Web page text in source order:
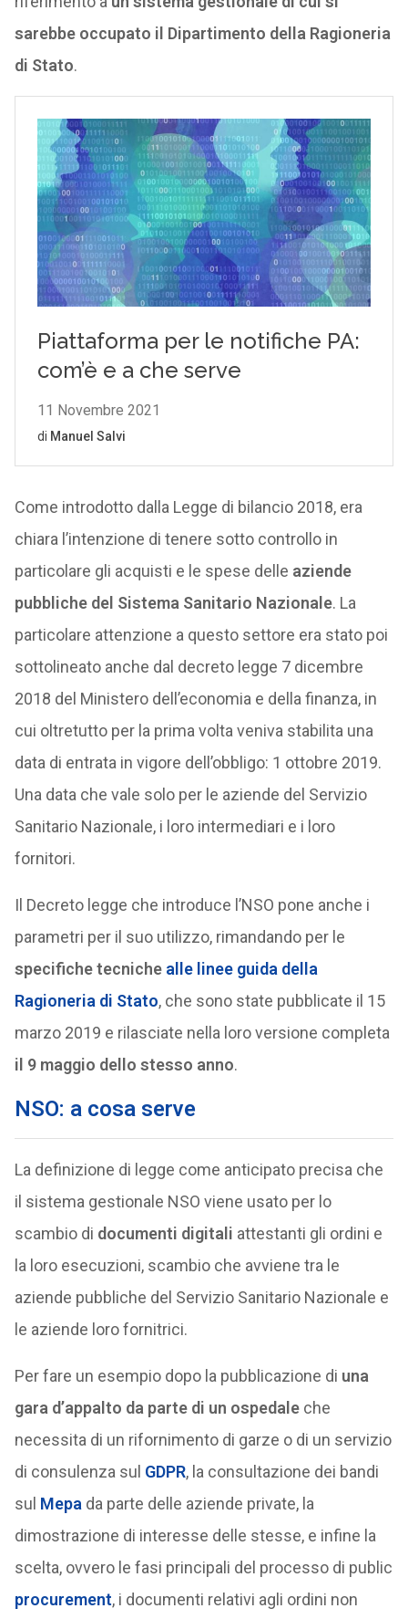
sarebbe occupato il Dipartimento della Ragioneria
di Stato.
Come introdotto dalla Legge di bilancio 2018, era
chiara l’intenzione di tenere sotto controllo in
particolare gli acquisti e le spese delle aziende
pubbliche del Sistema Sanitario Nazionale. La
particolare attenzione a questo settore era stato poi
sottolineato anche dal decreto legge 7 dicembre
2018 del Ministero dell’economia e della finanza, in
cui oltretutto per la prima volta veniva stabilita una
data di entrata in vigore dell’obbligo: 1 ottobre 2019.
Una data che vale solo per le aziende del Servizio
Sanitario Nazionale, i loro intermediari e i loro
fornitori.
Il Decreto legge che introduce l’NSO pone anche i
parametri per il suo utilizzo, rimandando per le
specifiche tecniche alle linee guida della
Ragioneria di Stato, che sono state pubblicate il 15
marzo 2019 e rilasciate nella loro versione completa
il 9 maggio dello stesso anno.
NSO: a cosa serve
La definizione di legge come anticipato precisa che
il sistema gestionale NSO viene usato per lo
scambio di documenti digitali attestanti gli ordini e
la loro esecuzioni, scambio che avviene tra le
aziende pubbliche del Servizio Sanitario Nazionale e
le aziende loro fornitrici.
Per fare un esempio dopo la pubblicazione di una
gara d’appalto da parte di un ospedaleche
necessita di un rifornimento di garze o di un servizio
di consulenza sul GDPR, la consultazione dei bandi
sul Mepa da parte delle aziende private, la
dimostrazione di interesse delle stesse, e infine la
scelta, ovvero le fasi principali del processo di public
procurement, i documenti relativi agli ordini non